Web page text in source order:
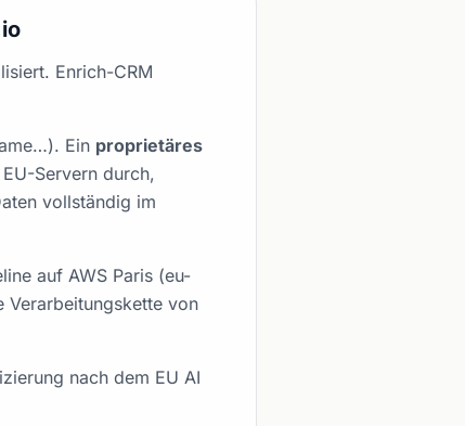
Enrich-CRM
Ein proprietäres
Servern durch,
vollständig im
auf AWS Paris (eu-
Verarbeitungskette von
nach dem EU AI